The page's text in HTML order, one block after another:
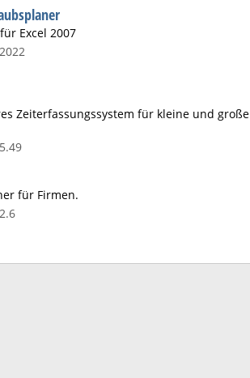
Excel 2007
Zeiterfassungssystem für kleine und große
für Firmen.